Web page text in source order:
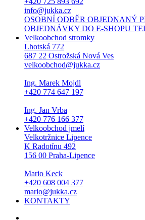
info@jukka.cz
OSOBNÍ ODBĚR OBJEDNANÝ
OBJEDNÁVKY DO E-SHOPU
Velkoobchod stromky
Lhotská 772
687 22 Ostrožská Nová Ves
velkoobchod@jukka.cz
Ing. Marek Mojdl
+420 774 647 197
Ing. Jan Vrba
+420 776 166 377
Velkoobchod jmelí
Velkotržnice Lipence
K Radotínu 492
156 00 Praha-Lipence
Mario Keck
+420 608 004 377
mario@jukka.cz
KONTAKTY